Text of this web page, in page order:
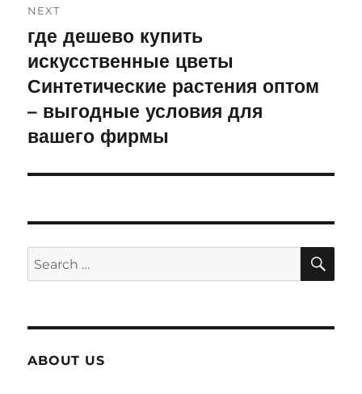
NEXT
Next
post:
где дешево купить
искусственные цветы
Синтетические растения оптом
– выгодные условия для
вашего фирмы
Search
for:
ABOUT US